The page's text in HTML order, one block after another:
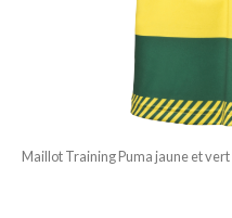
Maillot Training Puma jaune et